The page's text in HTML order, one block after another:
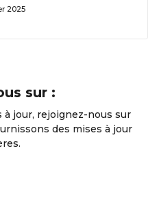
2025
sur :
jour, rejoignez-nous sur
des mises à jour